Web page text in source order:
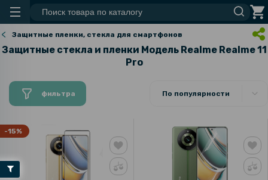
Защитные пленки, стекла для смартфонов
Защитные стекла и пленки Модель Realme Realme 11
Pro
фильтра По популярности
-15%